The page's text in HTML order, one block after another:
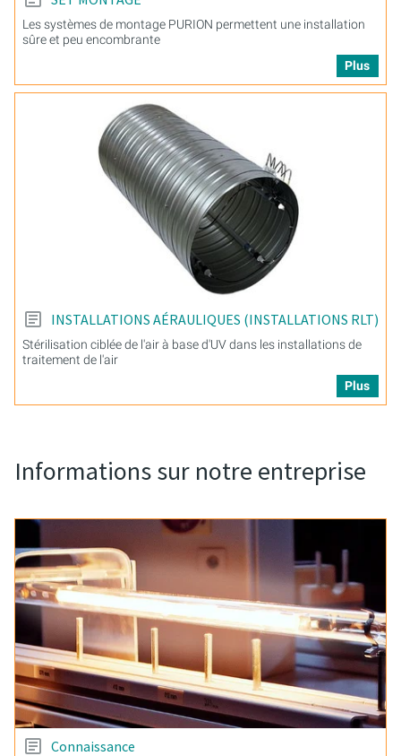
Les systèmes de montage PURION permettent une installation
sûre et peu encombrante
Plus
INSTALLATIONS AÉRAULIQUES (INSTALLATIONS RLT)
Stérilisation ciblée de l'air à base d'UV dans les installations de
traitement de l'air
Plus
Informations sur notre entreprise
Connaissance